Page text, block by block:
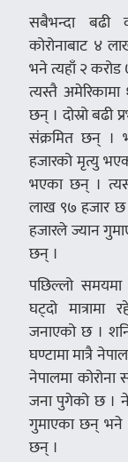
सबैभन्दा बढी
कोरोनाबाट ४
भने त्यहाँ २
त्यस्तै
छन् । दोस्रो बढी
संक्रमित छन् ।
हजारको मृत्यु
भएका छन् ।
लाख ९७ हजार छ
हजारले ज्यान
छन् ।
पछिल्लो समयमा
घट्दो मात्रामा
जनाएको छ ।
घण्टामा मात्रै
नेपालमा
जना पुगेको छ ।
गुमाएका छन् भने
छन् ।